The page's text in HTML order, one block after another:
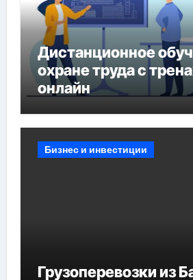
Дистанционное
охране труда с
онлайн
Бизнес и инвестиции
Грузоперевозки из